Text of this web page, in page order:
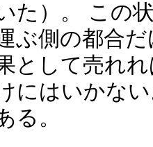
た）。 この
ぶ側の都合
として売れ
にはいかな
る。